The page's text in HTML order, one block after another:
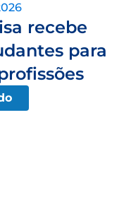
recebe
para